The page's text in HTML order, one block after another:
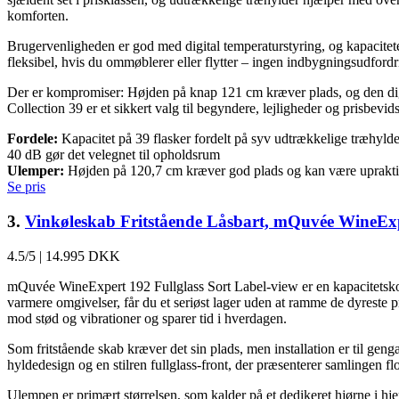
komforten.
Brugervenligheden er god med digital temperaturstyring, og
fleksibel, hvis du ommøblerer eller flytter – ingen
Der er kompromiser: Højden på knap 121 cm kræver plads, og den
Collection 39 er et sikkert valg til begyndere, lejligheder og
Fordele: Kapacitet på 39 flasker fordelt på syv udtrækkelige
40 dB gør det velegnet til opholdsrum
Ulemper: Højden på 120,7 cm kræver god plads og kan være
Se pris
3. Vinkøleskab Fritstående Låsbart, mQuvée
4.5/5 | 14.995 DKK
mQuvée WineExpert 192 Fullglass Sort Label-view er en
varmere omgivelser, får du et seriøst lager uden at ramme de
mod stød og vibrationer og sparer tid i hverdagen.
Som fritstående skab kræver det sin plads, men installation er til
hyldedesign og en stilren fullglass-front, der præsenterer samlingen
Ulempen er primært størrelsen, som kalder på et dedikeret hjørne i